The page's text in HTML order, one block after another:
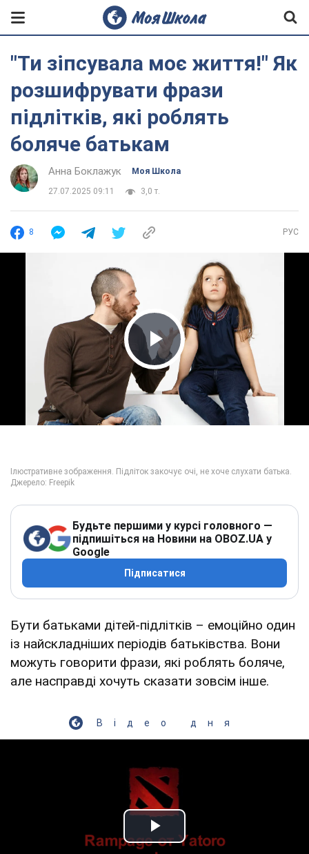
"Ти зіпсувала моє життя!" Як
розшифрувати фрази
підлітків, які роблять
боляче батькам
Анна Боклажук Моя Школа
27.07.2025 09:11 3,0 т.
8 РУС
Play Video
Будьте першими у курсі головного —
підпишіться на Новини на OBOZ.UA у
Google
Підписатися
Бути батьками дітей-підлітків – емоційно один
із найскладніших періодів батьківства. Вони
можуть говорити фрази, які роблять боляче,
але насправді хочуть сказати зовсім інше.
Відео дня
Play Video